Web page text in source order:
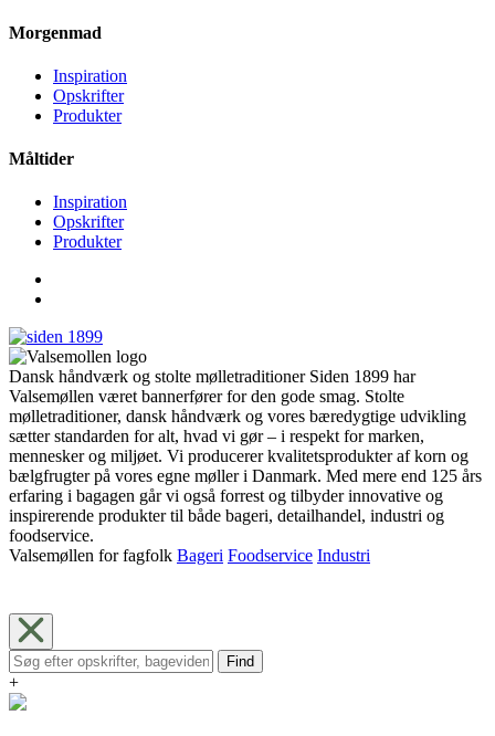
Morgenmad
Inspiration
Opskrifter
Produkter
Måltider
Inspiration
Opskrifter
Produkter
Dansk håndværk og stolte mølletraditioner Siden 1899 har
Valsemøllen været bannerfører for den gode smag. Stolte
mølletraditioner, dansk håndværk og vores bæredygtige udvikling
sætter standarden for alt, hvad vi gør – i respekt for marken,
mennesker og miljøet. Vi producerer kvalitetsprodukter af korn og
bælgfrugter på vores egne møller i Danmark. Med mere end 125 års
erfaring i bagagen går vi også forrest og tilbyder innovative og
inspirerende produkter til både bageri, detailhandel, industri og
foodservice.
Valsemøllen for fagfolk Bageri Foodservice Industri
Find
+